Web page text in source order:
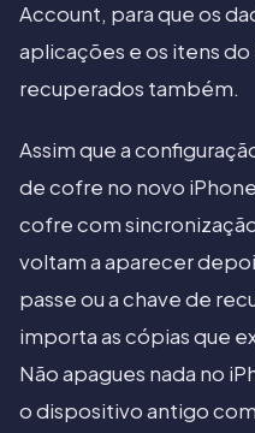
Account, para que os
aplicações e os itens do
recuperados também.
Assim que a
de cofre no novo
cofre com
voltam a aparecer
passe ou a chave de
importa as cópias que
Não apagues nada no
o dispositivo antigo